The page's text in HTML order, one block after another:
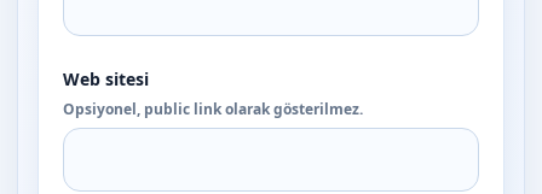
Web sitesi
Opsiyonel, public link olarak gösterilmez.